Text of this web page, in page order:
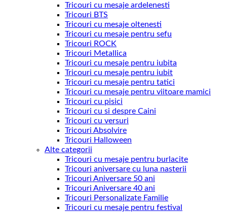
Tricouri cu mesaje ardelenesti
Tricouri BTS
Tricouri cu mesaje oltenesti
Tricouri cu mesaje pentru sefu
Tricouri ROCK
Tricouri Metallica
Tricouri cu mesaje pentru iubita
Tricouri cu mesaje pentru iubit
Tricouri cu mesaje pentru tatici
Tricouri cu mesaje pentru viitoare mamici
Tricouri cu pisici
Tricouri cu si despre Caini
Tricouri cu versuri
Tricouri Absolvire
Tricouri Halloween
Alte categorii
Tricouri cu mesaje pentru burlacite
Tricouri aniversare cu luna nasterii
Tricouri Aniversare 50 ani
Tricouri Aniversare 40 ani
Tricouri Personalizate Familie
Tricouri cu mesaje pentru festival